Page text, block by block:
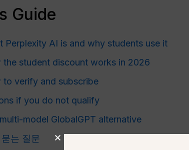
Guide
Perplexity AI is and why students use it
the student discount works in 2026
to verify and subscribe
if you do not qualify
model GlobalGPT alternative
는 질문